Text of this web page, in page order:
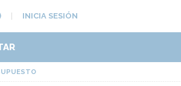
INICIA SESIÓN